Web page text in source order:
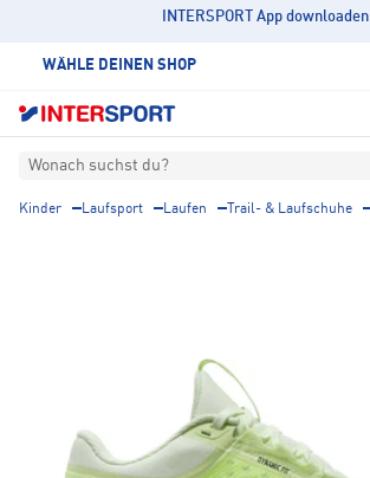
INTERSPORT App downloaden
WÄHLE DEINEN SHOP
Wonach suchst du?
Kinder Laufsport Laufen Trail- & Laufschuhe